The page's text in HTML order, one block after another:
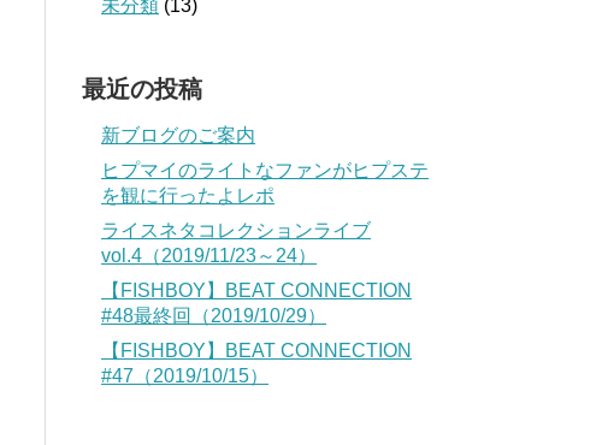
未分類 (13)
最近の投稿
新ブログのご案内
ヒプマイのライトなファンがヒプステ
を観に行ったよレポ
ライスネタコレクションライブ
vol.4（2019/11/23～24）
【FISHBOY】BEAT CONNECTION
#48最終回（2019/10/29）
【FISHBOY】BEAT CONNECTION
#47（2019/10/15）